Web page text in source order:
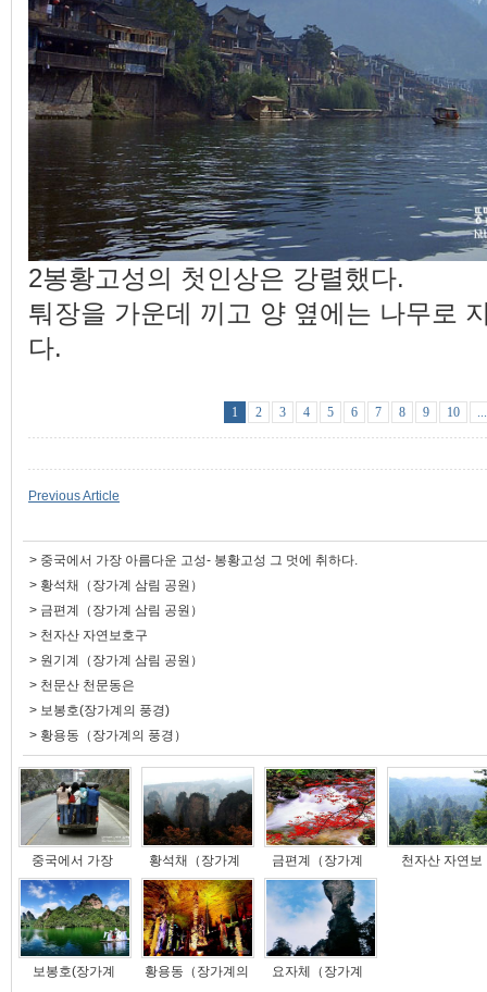
2봉황고성의 첫인상은 강렬했다.
퉈장을 가운데 끼고 양 옆에는 나무로
다.
1 2 3 4 5 6 7 8 9 10
Previous Article
> 중국에서 가장 아름다운 고성- 봉황고성 그 멋에 취하다.
> 황석채（장가계 삼림 공원）
> 금편계（장가계 삼림 공원）
> 천자산 자연보호구
> 원기계（장가계 삼림 공원）
> 천문산 천문동은
> 보봉호(장가계의 풍경)
> 황용동（장가계의 풍경）
중국에서 가장 황석채（장가계 금편계（장가계 천자산 자연보
보봉호(장가계 황용동（장가계의 요자체（장가계